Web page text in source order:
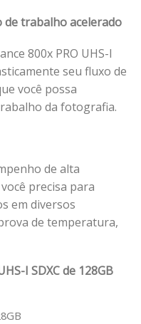
de trabalho acelerado
800x PRO UHS-I
seu fluxo de
você possa
da fotografia.
de alta
precisa para
em diversos
de temperatura,
I SDXC de 128GB